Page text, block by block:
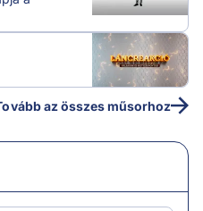
az összes műsorhoz